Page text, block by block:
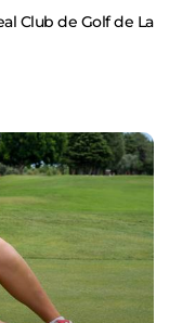
Club de Golf de La